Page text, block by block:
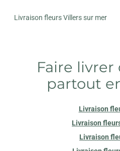
Livraison fleurs Villers sur mer
Faire livrer
partout
Livraison
Livraison
Livraison